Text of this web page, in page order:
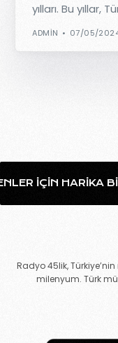
yılları. Bu yıllar,
ADMIN 07/05/
HARIKA BIR
Radyo 45lik,
milenyum. Türk